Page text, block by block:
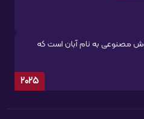
مصنوعی به نام آبان است که
2025